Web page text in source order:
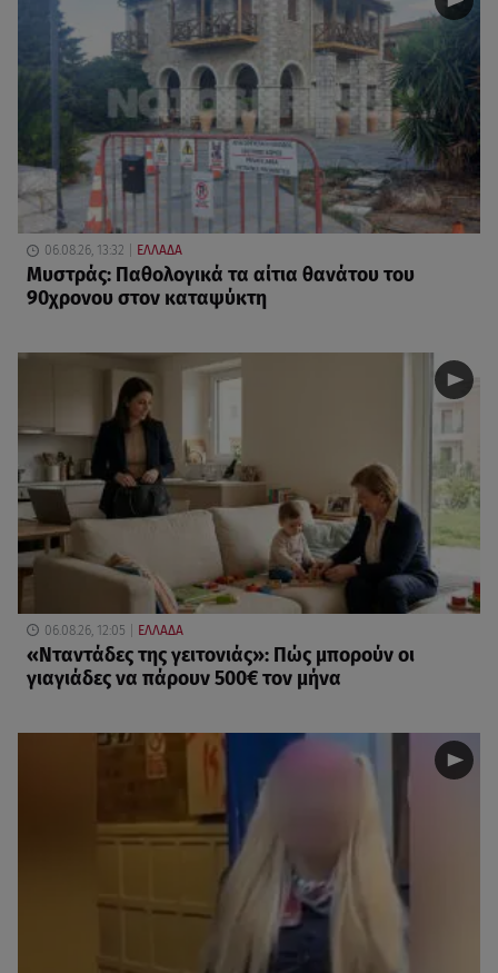
06.08.26, 13:32 ΕΛΛΑΔΑ
Μυστράς: Παθολογικά τα αίτια θανάτου του
90χρονου στον καταψύκτη
06.08.26, 12:05 ΕΛΛΑΔΑ
«Νταντάδες της γειτονιάς»: Πώς μπορούν οι
γιαγιάδες να πάρουν 500€ τον μήνα